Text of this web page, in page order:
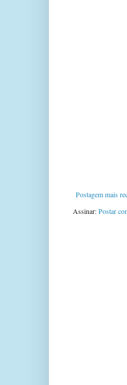
Postagem mais
Assinar:Postar